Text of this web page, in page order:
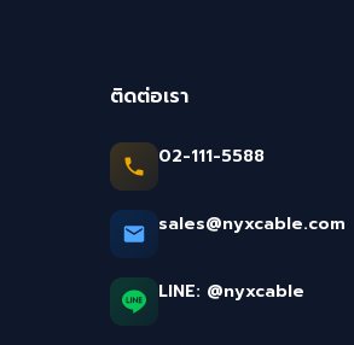
ติดต่อเรา
02-111-5588
sales@nyxcable.com
LINE: @nyxcable